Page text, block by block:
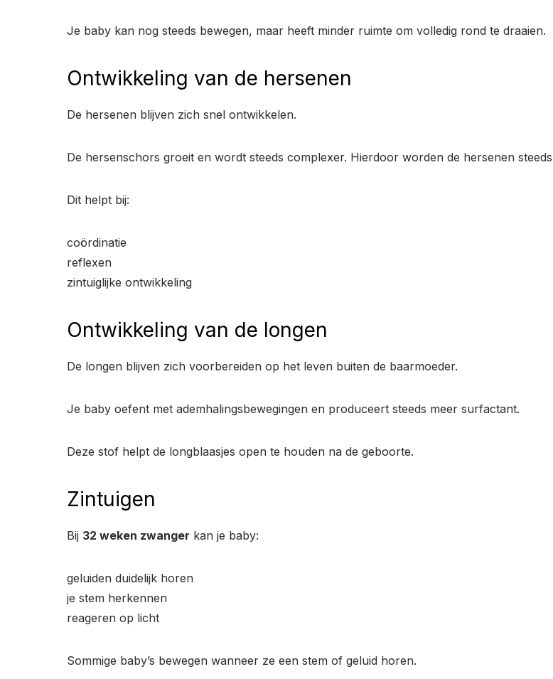
Je baby kan nog steeds bewegen, maar heeft minder ruimte om volledig rond te draaien.
Ontwikkeling van de hersenen
De hersenen blijven zich snel ontwikkelen.
De hersenschors groeit en wordt steeds complexer. Hierdoor worden de hersenen
Dit helpt bij:
coördinatie
reflexen
zintuiglijke ontwikkeling
Ontwikkeling van de longen
De longen blijven zich voorbereiden op het leven buiten de baarmoeder.
Je baby oefent met ademhalingsbewegingen en produceert steeds meer surfactant.
Deze stof helpt de longblaasjes open te houden na de geboorte.
Zintuigen
Bij 32 weken zwanger kan je baby:
geluiden duidelijk horen
je stem herkennen
reageren op licht
Sommige baby’s bewegen wanneer ze een stem of geluid horen.